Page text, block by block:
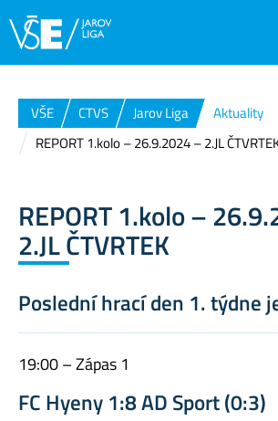
VŠE CTVS Jarov Liga
Aktuality
REPORT 1.kolo – 26.9.2024 – 2.JL
REPORT 1.kolo –
2.JL ČTVRTEK
Poslední hrací den 1. týdne
19:00 – Zápas 1
FC Hyeny 1:8 AD Sport (0:3)